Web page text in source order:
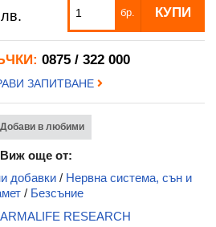
лв. бр. КУПИ
0875 / 322 000
ЗАПИТВАНЕ
Добави в любими
Виж още от:
добавки / Нервна система, сън и
/ Безсъние
RESEARCH